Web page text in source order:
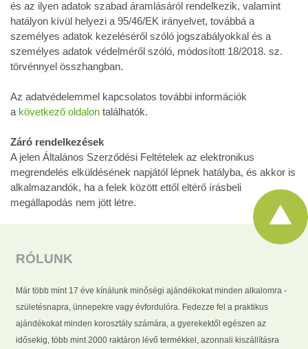
és az ilyen adatok szabad áramlásáról rendelkezik, valamint
hatályon kívül helyezi a 95/46/EK irányelvet, továbbá a
személyes adatok kezeléséről szóló jogszabályokkal és a
személyes adatok védelméről szóló, módosított 18/2018. sz.
törvénnyel összhangban.
Az adatvédelemmel kapcsolatos további információk
a következő oldalon találhatók.
Záró rendelkezések
A jelen Általános Szerződési Feltételek az elektronikus
megrendelés elküldésének napjától lépnek hatályba, és akkor is
alkalmazandók, ha a felek között ettől eltérő írásbeli
megállapodás nem jött létre.
RÓLUNK
Már több mint 17 éve kínálunk minőségi ajándékokat minden alkalomra -
születésnapra, ünnepekre vagy évfordulóra. Fedezze fel a praktikus
ajándékokat minden korosztály számára, a gyerekektől egészen az
idősekig, több mint 2000 raktáron lévő termékkel, azonnali kiszállításra